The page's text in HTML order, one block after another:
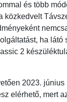
és több
közkedvelt
ha látó
2
2023.
elérhető, mert